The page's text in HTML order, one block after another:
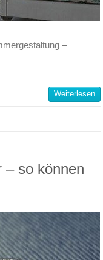
–
Weiterlesen
– so können